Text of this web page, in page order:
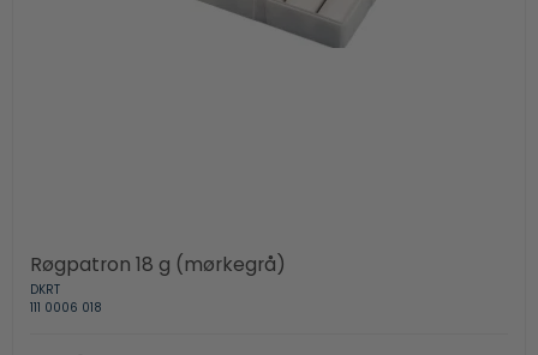
Røgpatron 18 g (mørkegrå)
DKRT
111 0006 018